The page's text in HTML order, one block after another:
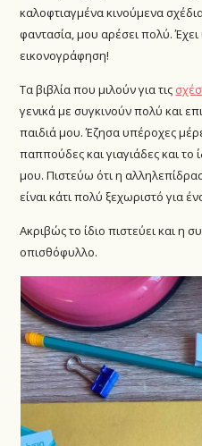
καλοφτιαγμένα κινούμενα
φαντασία, μου αρέσει πολύ.
εικονογράφηση!
Τα βιβλία που μιλούν για τις
γενικά με συγκινούν πολύ και
παιδιά μου. Έζησα υπέροχες
παππούδες και γιαγιάδες και το
μου. Πιστεύω ότι η
είναι κάτι πολύ ξεχωριστό για
Ακριβώς το ίδιο πιστεύει και η
οπισθόφυλλο.